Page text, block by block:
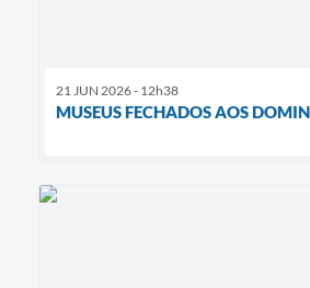
21 JUN 2026 - 12h38
MUSEUS FECHADOS AOS